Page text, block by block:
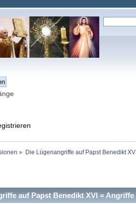
» Die Lügenangriffe auf Papst Benedikt
auf Papst Benedikt XVI =